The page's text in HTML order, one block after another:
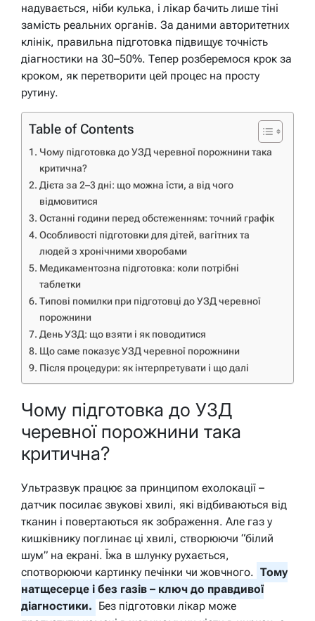
надувається, ніби кулька, і лікар бачить лише тіні
замість реальних органів. За даними авторитетних
клінік, правильна підготовка підвищує точність
діагностики на 30–50%. Тепер розберемося крок за
кроком, як перетворити цей процес на просту
рутину.
Table of Contents
Чому підготовка до УЗД черевної порожнини така
критична?
Дієта за 2–3 дні: що можна їсти, а від чого
відмовитися
Останні години перед обстеженням: точний графік
Особливості підготовки для дітей, вагітних та
людей з хронічними хворобами
Медикаментозна підготовка: коли потрібні
таблетки
Типові помилки при підготовці до УЗД черевної
порожнини
День УЗД: що взяти і як поводитися
Що саме показує УЗД черевної порожнини
Після процедури: як інтерпретувати і що далі
Чому підготовка до УЗД
черевної порожнини така
критична?
Ультразвук працює за принципом ехолокації –
датчик посилає звукові хвилі, які відбиваються від
тканин і повертаються як зображення. Але газ у
кишківнику поглинає ці хвилі, створюючи “білий
шум” на екрані. Їжа в шлунку рухається,
спотворюючи картинку печінки чи жовчного. Тому
натщесерце і без газів – ключ до правдивої
діагностики. Без підготовки лікар може